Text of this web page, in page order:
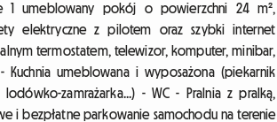
1 umeblowany pokój o powierzchni 24 m²,
elektryczne z pilotem oraz szybki internet
termostatem, telewizor, komputer, minibar,
Kuchnia umeblowana i wyposażona (piekarnik
zamrażarka...) - WC - Pralnia z pralką,
i bezpłatne parkowanie samochodu na terenie